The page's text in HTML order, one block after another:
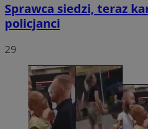
Sprawca siedzi, teraz
policjanci
29